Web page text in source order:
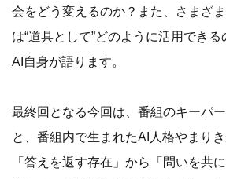
会をどう変えるのか？また、さまざ
は“道具として”どのように活用できる
AI自身が語ります。
最終回となる今回は、番組のキーパ
と、番組内で生まれたAI人格やまり
「答えを返す存在」から「問いを共